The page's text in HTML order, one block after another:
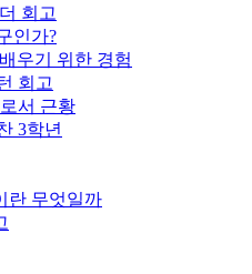
회고
인가?
우기 위한 경험
회고
서 근황
3학년
란 무엇일까